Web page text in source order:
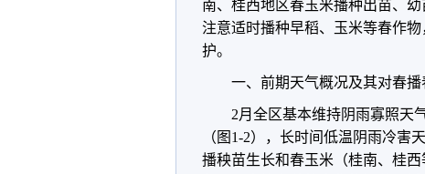
南、桂西地区春玉米播种出苗、
注意适时播种早稻、玉米等春作
护。
一、 前期天气概况及其对春
2月全区基本维持阴雨寡照天
（图1-2），长时间低温阴雨冷害
播秧苗生长和春玉米（桂南、桂